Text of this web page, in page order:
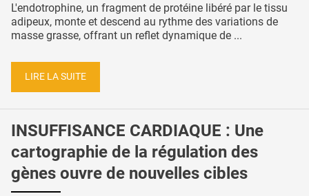
L'endotrophine, un fragment de protéine libéré par le tissu
adipeux, monte et descend au rythme des variations de
masse grasse, offrant un reflet dynamique de ...
LIRE LA SUITE
INSUFFISANCE CARDIAQUE : Une
cartographie de la régulation des
gènes ouvre de nouvelles cibles